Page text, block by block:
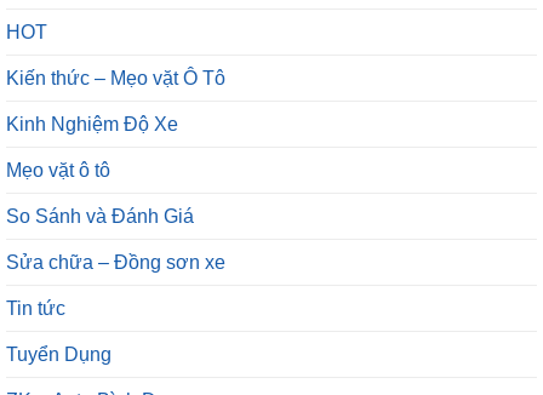
HOT
Kiến thức – Mẹo vặt Ô Tô
Kinh Nghiệm Độ Xe
Mẹo vặt ô tô
So Sánh và Đánh Giá
Sửa chữa – Đồng sơn xe
Tin tức
Tuyển Dụng